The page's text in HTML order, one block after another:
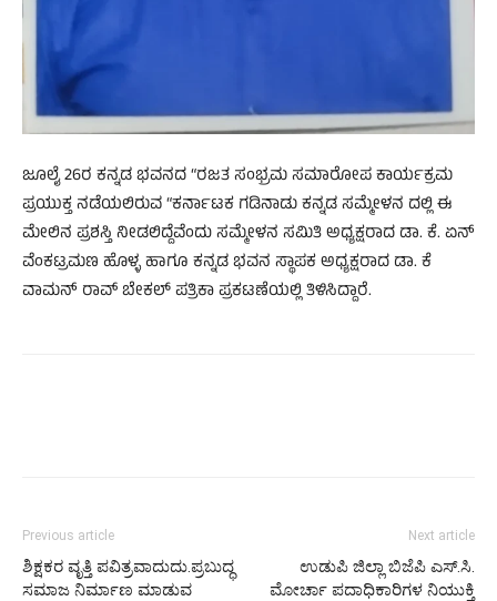
ಜೂಲೈ 26ರ ಕನ್ನಡ ಭವನದ “ರಜತ ಸಂಭ್ರಮ ಸಮಾರೋಪ ಕಾರ್ಯಕ್ರಮ
ಪ್ರಯುಕ್ತ ನಡೆಯಲಿರುವ “ಕರ್ನಾಟಕ ಗಡಿನಾಡು ಕನ್ನಡ ಸಮ್ಮೇಳನ ದಲ್ಲಿ ಈ
ಮೇಲಿನ ಪ್ರಶಸ್ತಿ ನೀಡಲಿದ್ದೆವೆಂದು ಸಮ್ಮೇಳನ ಸಮಿತಿ ಅಧ್ಯಕ್ಷರಾದ ಡಾ. ಕೆ. ಏನ್
ವೆಂಕಟ್ರಮಣ ಹೊಳ್ಳ ಹಾಗೂ ಕನ್ನಡ ಭವನ ಸ್ಥಾಪಕ ಅಧ್ಯಕ್ಷರಾದ ಡಾ. ಕೆ
ವಾಮನ್ ರಾವ್ ಬೇಕಲ್ ಪತ್ರಿಕಾ ಪ್ರಕಟಣೆಯಲ್ಲಿ ತಿಳಿಸಿದ್ದಾರೆ.
Previous article
ಶಿಕ್ಷಕರ ವೃತ್ತಿ ಪವಿತ್ರವಾದುದು.ಪ್ರಬುದ್ಧ
ಸಮಾಜ ನಿರ್ಮಾಣ ಮಾಡುವ
Next article
ಉಡುಪಿ ಜಿಲ್ಲಾ ಬಿಜೆಪಿ ಎಸ್‌.ಸಿ.
ಮೋರ್ಚಾ ಪದಾಧಿಕಾರಿಗಳ ನಿಯುಕ್ತಿ